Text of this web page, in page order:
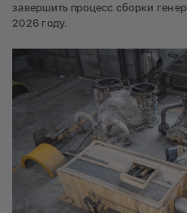
завершить процесс сборки
2026 году.